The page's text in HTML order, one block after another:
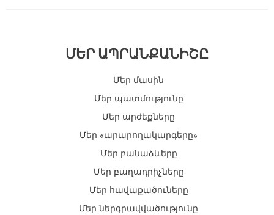
g
a
m
ՄԵՐ ԱՊՐԱՆՔԱՆԻՇԸ
Մեր մասին
Մեր պատմությունը
Մեր արժեքները
Մեր «արարողակարգերը»
Մեր բանաձևերը
Մեր բաղադրիչները
Մեր հավաքածուները
Մեր ներգրավվածությունը